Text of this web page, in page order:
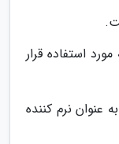
استفاده قرار
عنوان نرم کننده